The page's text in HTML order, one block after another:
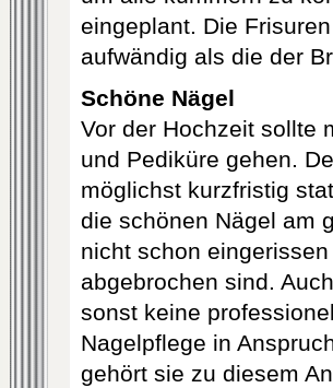
eingeplant. Die
aufwändig als die der
Schöne Nägel
Vor der Hochzeit sollte
und Pediküre gehen.
möglichst kurzfristig
die schönen Nägel am
nicht schon
abgebrochen sind.
sonst keine
Nagelpflege in
gehört sie zu diesem